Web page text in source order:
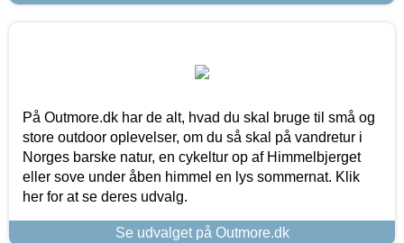
På Outmore.dk har de alt, hvad du skal bruge til små og
store outdoor oplevelser, om du så skal på vandretur i
Norges barske natur, en cykeltur op af Himmelbjerget
eller sove under åben himmel en lys sommernat. Klik
her for at se deres udvalg.
Se udvalget på Outmore.dk